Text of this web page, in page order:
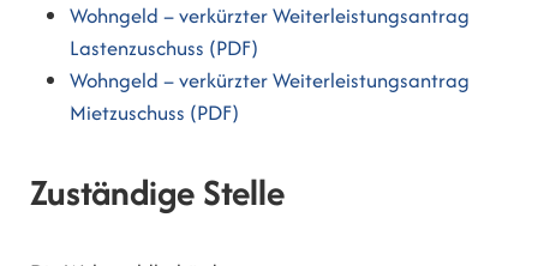
Wohngeld – verkürzter Weiterleistungsantrag
Lastenzuschuss (PDF)
Wohngeld – verkürzter Weiterleistungsantrag
Mietzuschuss (PDF)
Zuständige Stelle